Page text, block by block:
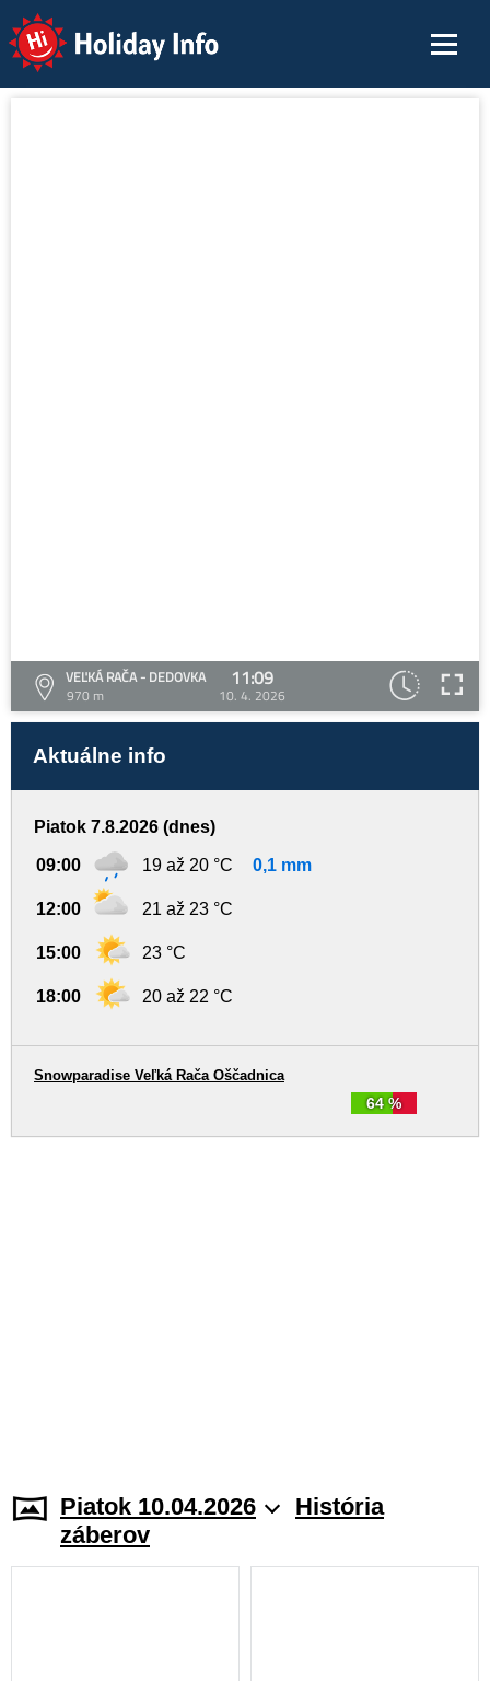
Holiday Info
VEĽKÁ RAČA - DEDOVKA
970 m
11:09
10. 4. 2026
Aktuálne info
Piatok 7.8.2026 (dnes)
09:00 19 až 20 °C 0,1 mm
12:00 21 až 23 °C
15:00 23 °C
18:00 20 až 22 °C
64 %
Snowparadise Veľká Rača Oščadnica
Piatok 10.04.2026
História
záberov